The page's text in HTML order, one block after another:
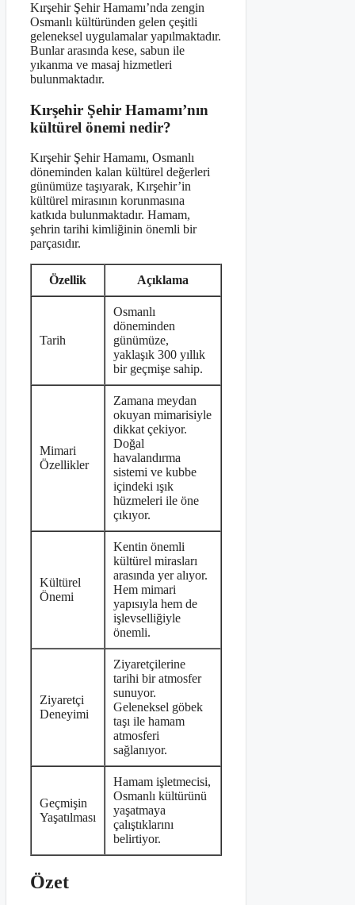
Kırşehir Şehir Hamamı’nda zengin
Osmanlı kültüründen gelen çeşitli
geleneksel uygulamalar yapılmaktadır.
Bunlar arasında kese, sabun ile
yıkanma ve masaj hizmetleri
bulunmaktadır.
Kırşehir Şehir Hamamı’nın
kültürel önemi nedir?
Kırşehir Şehir Hamamı, Osmanlı
döneminden kalan kültürel değerleri
günümüze taşıyarak, Kırşehir’in
kültürel mirasının korunmasına
katkıda bulunmaktadır. Hamam,
şehrin tarihi kimliğinin önemli bir
parçasıdır.
Özellik Açıklama
Tarih
Osmanlı
döneminden
günümüze,
yaklaşık 300 yıllık
bir geçmişe sahip.
Mimari
Özellikler
Zamana meydan
okuyan mimarisiyle
dikkat çekiyor.
Doğal
havalandırma
sistemi ve kubbe
içindeki ışık
hüzmeleri ile öne
çıkıyor.
Kültürel
Önemi
Kentin önemli
kültürel mirasları
arasında yer alıyor.
Hem mimari
yapısıyla hem de
işlevselliğiyle
önemli.
Ziyaretçi
Deneyimi
Ziyaretçilerine
tarihi bir atmosfer
sunuyor.
Geleneksel göbek
taşı ile hamam
atmosferi
sağlanıyor.
Geçmişin
Yaşatılması
Hamam işletmecisi,
Osmanlı kültürünü
yaşatmaya
çalıştıklarını
belirtiyor.
Özet